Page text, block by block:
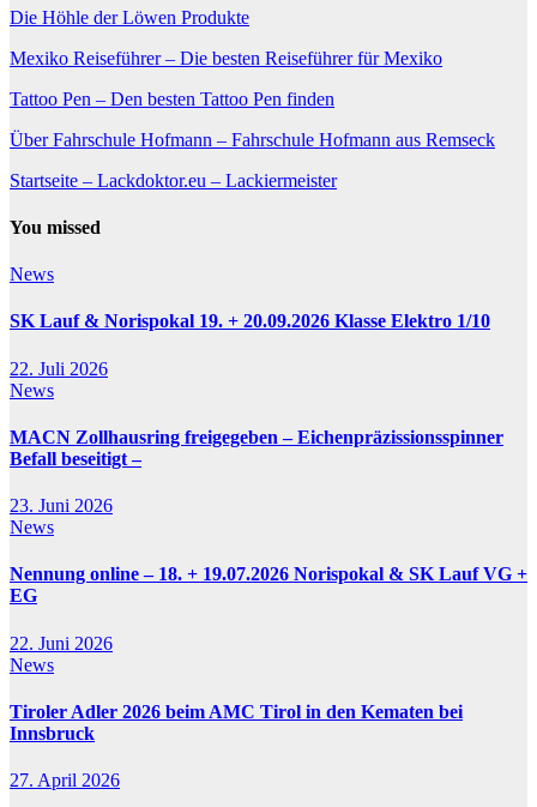
Die Höhle der Löwen Produkte
Mexiko Reiseführer – Die besten Reiseführer für Mexiko
Tattoo Pen – Den besten Tattoo Pen finden
Über Fahrschule Hofmann – Fahrschule Hofmann aus Remseck
Startseite – Lackdoktor.eu – Lackiermeister
You missed
News
SK Lauf & Norispokal 19. + 20.09.2026 Klasse Elektro 1/10
22. Juli 2026
News
MACN Zollhausring freigegeben – Eichenpräzissionsspinner
Befall beseitigt –
23. Juni 2026
News
Nennung online – 18. + 19.07.2026 Norispokal & SK Lauf VG +
EG
22. Juni 2026
News
Tiroler Adler 2026 beim AMC Tirol in den Kematen bei
Innsbruck
27. April 2026